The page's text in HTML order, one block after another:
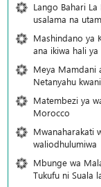
Lango Bahari
usalama na
Mashindano ya
ana ikiwa hali
Meya Mamdani
Netanyahu
Matembezi ya
Morocco
Mwanaharakati
waliodhulumiwa
Mbunge wa
Tukufu ni Suala